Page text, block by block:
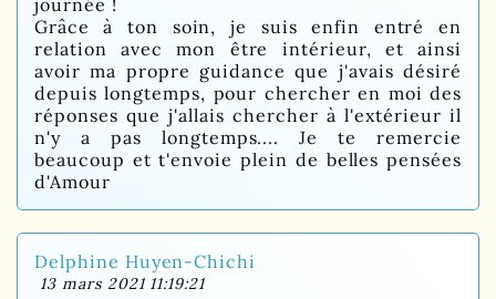
journée !
Grâce à ton soin, je suis enfin entré en
relation avec mon être intérieur, et ainsi
avoir ma propre guidance que j'avais désiré
depuis longtemps, pour chercher en moi des
réponses que j'allais chercher à l'extérieur il
n'y a pas longtemps.... Je te remercie
beaucoup et t'envoie plein de belles pensées
d'Amour
Delphine Huyen-Chichi
13 mars 2021 11:19:21